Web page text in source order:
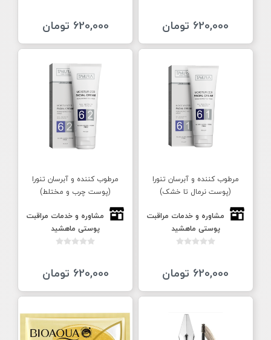
620,000 تومان 620,000 تومان
مرطوب کننده و آبرسان تنورا
(پوست نرمال تا خشک)
مشاوره و خدمات مراقبت
پوستی ماهشید
620,000 تومان
مرطوب کننده و آبرسان تنورا
(پوست چرب و مختلط)
مشاوره و خدمات مراقبت
پوستی ماهشید
620,000 تومان